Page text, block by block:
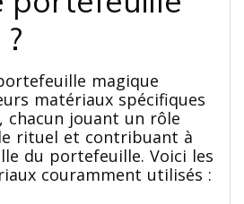
magique
matériaux spécifiques
chacun jouant un rôle
rituel et contribuant à
du portefeuille. Voici les
couramment utilisés :